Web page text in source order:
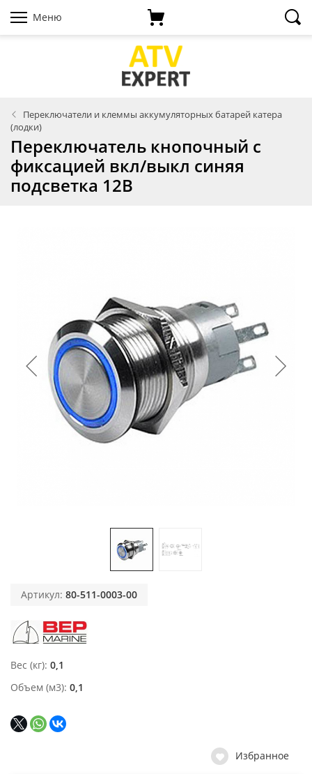
Меню
Переключатели и клеммы аккумуляторных батарей катера
(лодки)
Переключатель кнопочный с
фиксацией вкл/выкл синяя
подсветка 12В
Артикул: 80-511-0003-00
Вес (кг) 0,1
Объем (м3) 0,1
Избранное